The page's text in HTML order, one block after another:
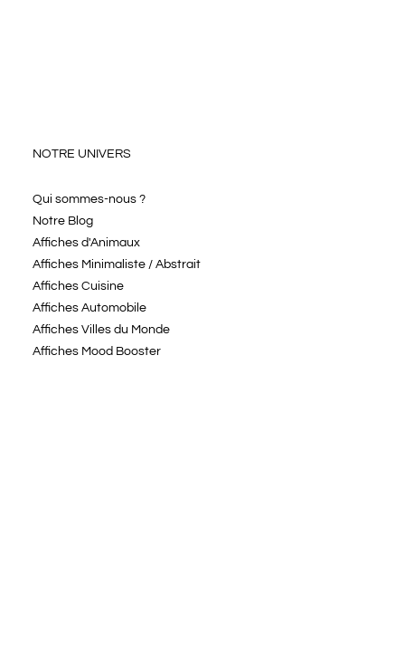
NOTRE UNIVERS
Qui sommes-nous ?
Notre Blog
Affiches d'Animaux
Affiches Minimaliste / Abstrait
Affiches Cuisine
Affiches Automobile
Affiches Villes du Monde
Affiches Mood Booster